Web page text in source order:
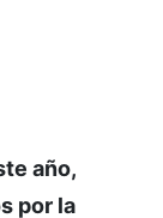
año,
por la